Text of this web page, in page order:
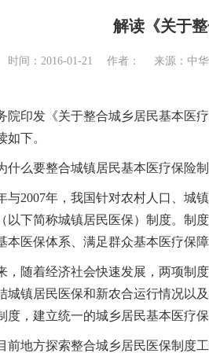
解读《关于
时间：2016-01-21 作者： 来源：中
院印发《关于整合城乡居民基本医
如下。
么要整合城镇居民基本医疗保险
2007年，我国针对农村人口、城镇
以下简称城镇居民医保）制度。制
本医保体系、满足群众基本医疗保
随着经济社会快速发展，两项制度
城镇居民医保和新农合运行情况以
度，建立统一的城乡居民基本医疗
地方探索整合城乡居民医保制度